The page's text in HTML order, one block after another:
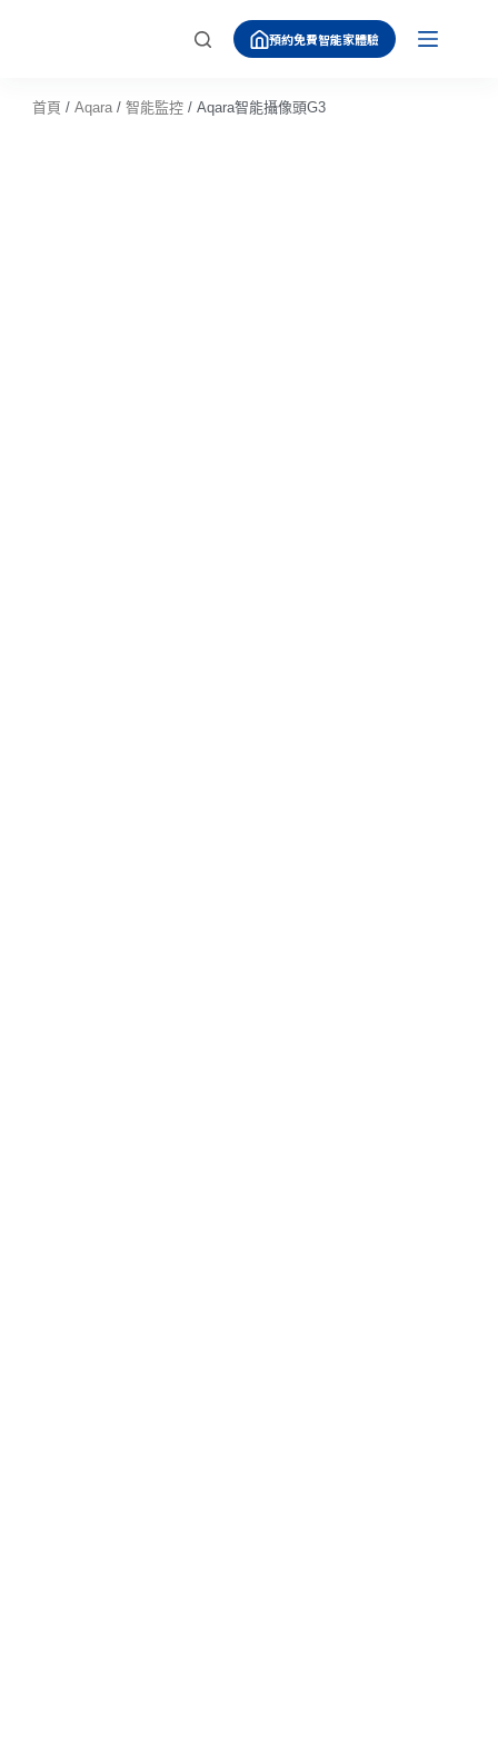
預約免費智能家體驗
首頁 / Aqara / 智能監控 / Aqara智能攝像頭G3